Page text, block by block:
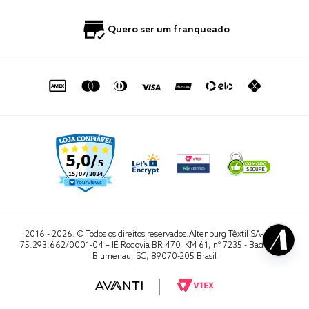
Política de Privacidade
0800 729 1588
sac@altenburg.com.br
Quero ser um franqueado
2016 - 2026. © Todos os direitos reservados.Altenburg Têxtil SA- CNPJ
75.293.662/0001-04 – IE Rodovia BR 470, KM 61, nº 7235 - Badenfurt,
Blumenau, SC, 89070-205 Brasil